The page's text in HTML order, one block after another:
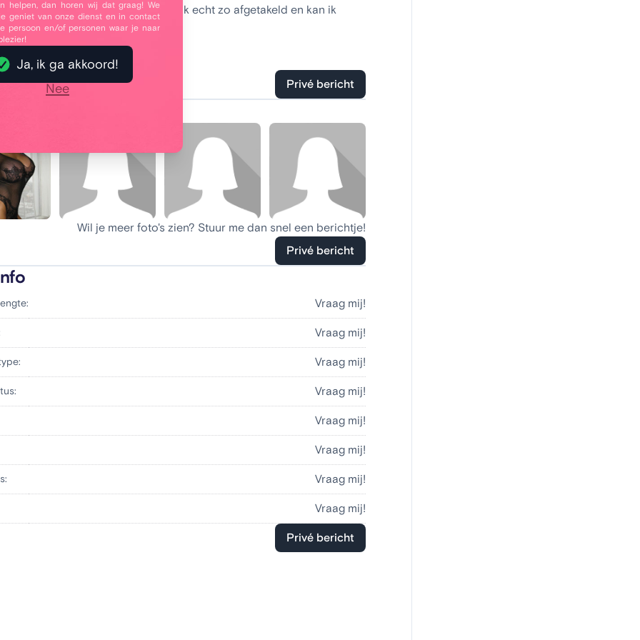
helpen, dan horen wij dat graag! We
geniet van onze dienst en in contact
persoon en/of personen waar je naar
Ja, ik ga akkoord!
Nee
is echt van toepassing bij mij. Ben ik echt zo afgetakeld en kan ik
bejaardentehuis gaan zitten?
me van die droogte af ?
Privé bericht
Wil je meer foto's zien? Stuur me dan snel een berichtje!
Privé bericht
Vraag mij!
Vraag mij!
Vraag mij!
Vraag mij!
Vraag mij!
Vraag mij!
Vraag mij!
Vraag mij!
Privé bericht